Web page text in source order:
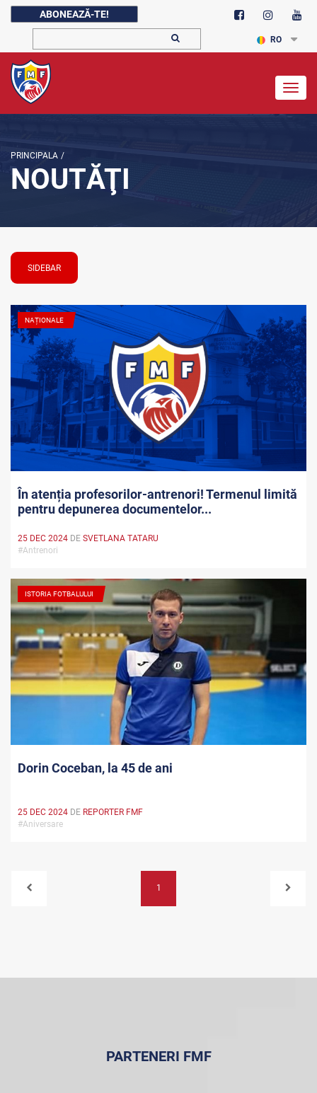
ABONEAZĂ-TE!
RO
PRINCIPALA /
NOUTĂŢI
SIDEBAR
NAȚIONALE
În atenția profesorilor-antrenori! Termenul limită
pentru depunerea documentelor...
25 DEC 2024 DE SVETLANA TATARU
#Antrenori
ISTORIA FOTBALULUI
Dorin Coceban, la 45 de ani
25 DEC 2024 DE REPORTER FMF
#Aniversare
1
PARTENERI FMF